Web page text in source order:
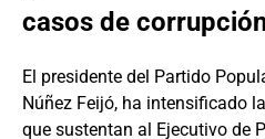
casos de
El presidente del Partido
Núñez Feijó, ha intensificado
que sustentan al Ejecutivo de